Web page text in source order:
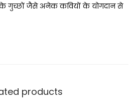
के गुच्छों जैसे अनेक कवियों के योगदान से
products